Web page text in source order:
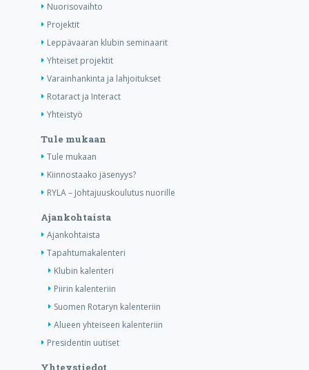
Nuorisovaihto
Projektit
Leppävaaran klubin seminaarit
Yhteiset projektit
Varainhankinta ja lahjoitukset
Rotaract ja Interact
Yhteistyö
Tule mukaan
Tule mukaan
Kiinnostaako jäsenyys?
RYLA – Johtajuuskoulutus nuorille
Ajankohtaista
Ajankohtaista
Tapahtumakalenteri
Klubin kalenteri
Piirin kalenteriin
Suomen Rotaryn kalenteriin
Alueen yhteiseen kalenteriin
Presidentin uutiset
Yhteystiedot